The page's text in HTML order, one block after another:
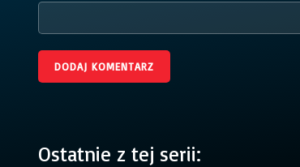
Ostatnie z tej serii: